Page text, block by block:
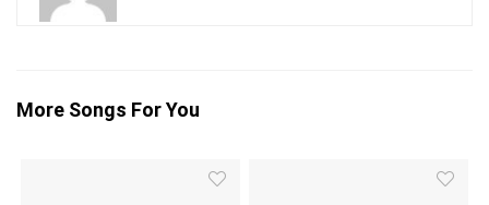
More Songs For You